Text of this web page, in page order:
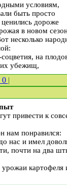
условиям,
быть просто
ценились дороже
в новом
несколько
на
убежищ,
0 |
привести к
нам понравился:
нас и имел
почти на два
картофеля